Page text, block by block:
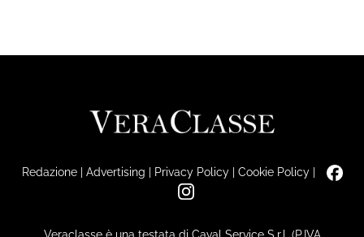
Redazione| Advertising | Privacy Policy| Cookie Policy|
Veraclasse è una testata di Caval Service S.r.l. (P.IVA